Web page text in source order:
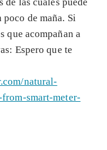
de maña. Si
que acompañan a
Espero que te
natural-
smart-meter-